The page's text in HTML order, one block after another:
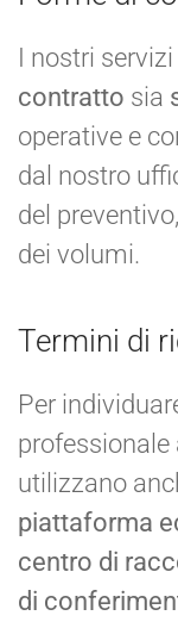
I nostri
contratto sia
operative e
dal nostro
del
dei volumi.
Termini di
Per
professionale
utilizzano
piattaforma
centro di
di